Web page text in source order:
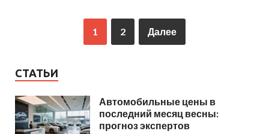
1 2 Далее
СТАТЬИ
Автомобильные цены в
последний месяц весны:
прогноз экспертов